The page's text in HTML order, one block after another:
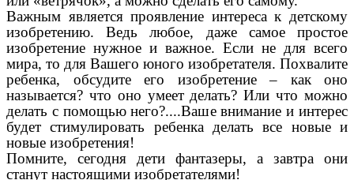
Важным является проявление интереса к детскому
изобретению. Ведь любое, даже самое простое
изобретение нужное и важное. Если не для всего
мира, то для Вашего юного изобретателя. Похвалите
ребенка, обсудите его изобретение – как оно
называется? что оно умеет делать? Или что можно
делать с помощью него?....Ваше внимание и интерес
будет стимулировать ребенка делать все новые и
новые изобретения!
Помните, сегодня дети фантазеры, а завтра они
станут настоящими изобретателями!